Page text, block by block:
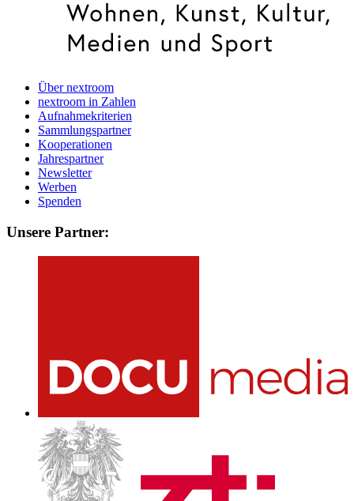
Über nextroom
nextroom in Zahlen
Aufnahmekriterien
Sammlungspartner
Kooperationen
Jahrespartner
Newsletter
Werben
Spenden
Unsere Partner: